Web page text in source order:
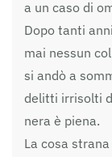
a un caso di
Dopo tanti
mai nessun
si andò a
delitti irrisolti
nera è piena.
La cosa